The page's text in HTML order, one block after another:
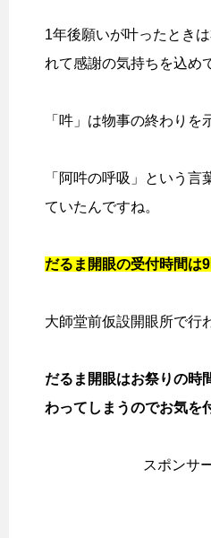
1年後願いが叶ったとき
れて感謝の気持ちを込め
「吽」は物事の終わりを
「阿吽の呼吸」という
ていたんですね。
だるま開眼の受付時間は9
大師堂前仮設開眼所で行
だるま開眼はお祭りの時
わってしまうのでお気を
スポンサ